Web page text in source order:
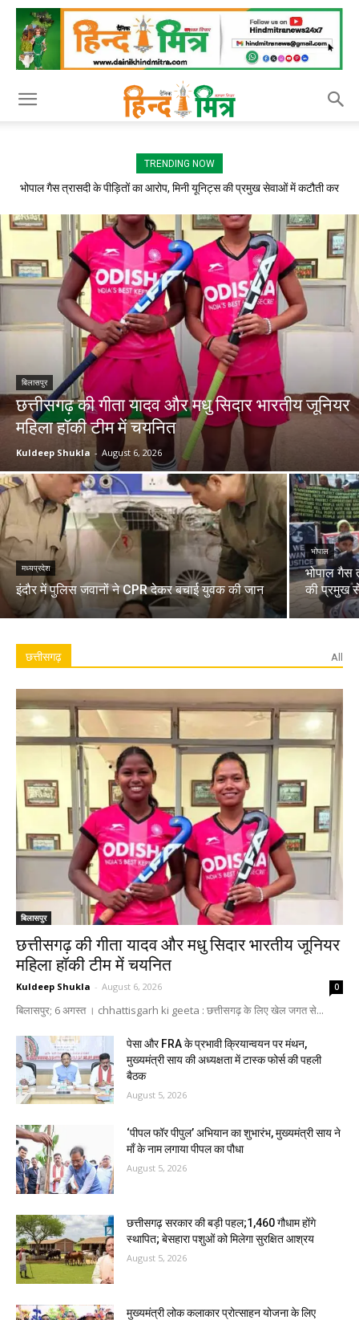
TRENDING NOW
छत्तीसगढ़ की गीता यादव और मधु सिदार भारतीय जूनियर महिला हॉकी टीम में चयनित
बिलासपुर
छत्तीसगढ़ की गीता यादव और मधु सिदार भारतीय जूनियर
महिला हॉकी टीम में चयनित
Kuldeep Shukla - August 6, 2026
मध्यप्रदेश
इंदौर में पुलिस जवानों ने CPR देकर बचाई युवक की जान
भोपाल
भोपाल गैस
की प्रमुख
छत्तीसगढ़ All
बिलासपुर
छत्तीसगढ़ की गीता यादव और मधु सिदार भारतीय जूनियर
महिला हॉकी टीम में चयनित
Kuldeep Shukla - August 6, 2026 0
बिलासपुर; 6 अगस्त । chhattisgarh ki geeta : छत्तीसगढ़ के लिए खेल जगत से...
पेसा और FRA के प्रभावी क्रियान्वयन पर मंथन,
मुख्यमंत्री साय की अध्यक्षता में टास्क फोर्स की पहली
बैठक
August 5, 2026
‘पीपल फॉर पीपुल’ अभियान का शुभारंभ, मुख्यमंत्री साय ने
माँ के नाम लगाया पीपल का पौधा
August 5, 2026
छत्तीसगढ़ सरकार की बड़ी पहल;1,460 गौधाम होंगे
स्थापित; बेसहारा पशुओं को मिलेगा सुरक्षित आश्रय
August 5, 2026
मुख्यमंत्री लोक कलाकार प्रोत्साहन योजना के लिए